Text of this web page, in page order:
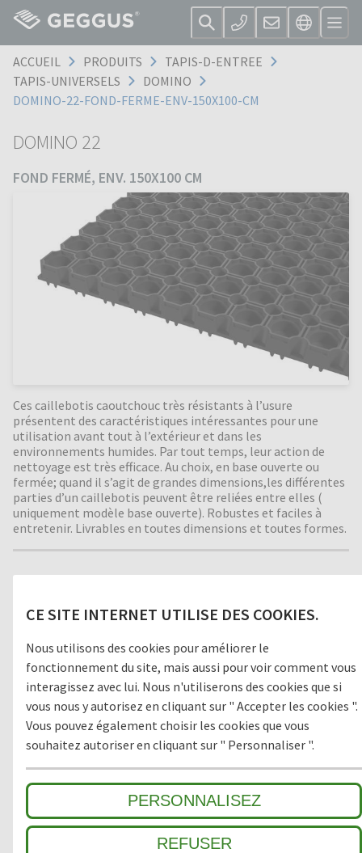
CE SITE INTERNET UTILISE DES COOKIES.
Nous utilisons des cookies pour améliorer le
fonctionnement du site, mais aussi pour voir comment vous
interagissez avec lui. Nous n'utiliserons des cookies que si
vous nous y autorisez en cliquant sur " Accepter les cookies ".
Vous pouvez également choisir les cookies que vous
souhaitez autoriser en cliquant sur " Personnaliser ".
PERSONNALISEZ
REFUSER
ACCUEIL PRODUITS
TAPIS-D-ENTREE
TAPIS-UNIVERSELS
DOMINO
DOMINO-22-FOND-FERME-ENV-150X100-CM
DOMINO 22
FOND FERMÉ, ENV. 150X100 CM
Ces caillebotis caoutchouc très résistants à l’usure
présentent des caractéristiques intéressantes pour une
utilisation avant tout à l’extérieur et dans les
environnements humides. Par tout temps, leur action de
nettoyage est très efficace. Au choix, en base ouverte ou
fermée; quand il s’agit de grandes dimensions,les différentes
parties d’un caillebotis peuvent être reliées entre elles (
uniquement modèle base ouverte). Robustes et faciles à
entretenir. Livrables en toutes dimensions et toutes formes.
2 ZONE INTERMÉDIAIRE
SALETÉ FINE / ABSORPTION HUMIDITÉ